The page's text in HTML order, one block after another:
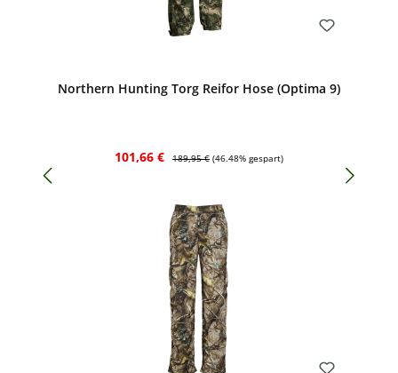
Northern Hunting Torg Reifor Hose (Optima 9)
Verkaufspreis:
101,66 € Regulärer Preis:
189,95 € (46.48% gespart)